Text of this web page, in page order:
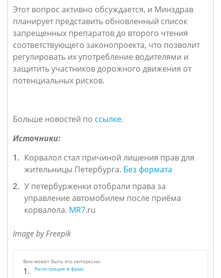
Этот вопрос активно обсуждается, и Минздрав
планирует представить обновленный список
запрещенных препаратов до второго чтения
соответствующего законопроекта, что позволит
регулировать их употребление водителями и
защитить участников дорожного движения от
потенциальных рисков.
Больше новостей по ссылке.
Источники:
Корвалол стал причиной лишения прав для
жительницы Петербурга. Без формата
У петербурженки отобрали права за
управление автомобилем после приёма
корвалола. MR7.ru
Image by Freepik
Вам может быть это интересно:
Регистрация в фрмо